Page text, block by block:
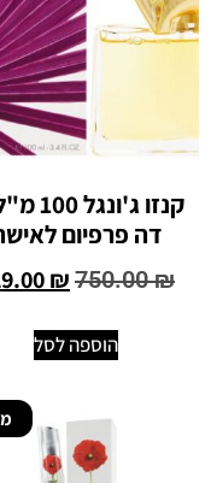
קנזו
דה פרפיום
750.00₪
₪
הוספה לסל